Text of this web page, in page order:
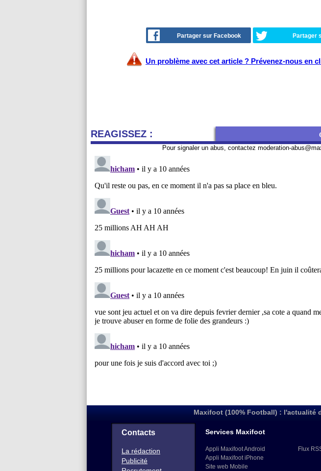
Partager sur Facebook Partager
Un problème avec cet article ? Prévenez-nous en
REAGISSEZ :
Pour signaler un abus, contactez moderation-
Maxifoot (100% Football) : l'actualité
Contacts
La rédaction
Publicité
Services Maxifoot
Appli Maxifoot Android
Appli Maxifoot iPhone
Site web Mobile
Flux